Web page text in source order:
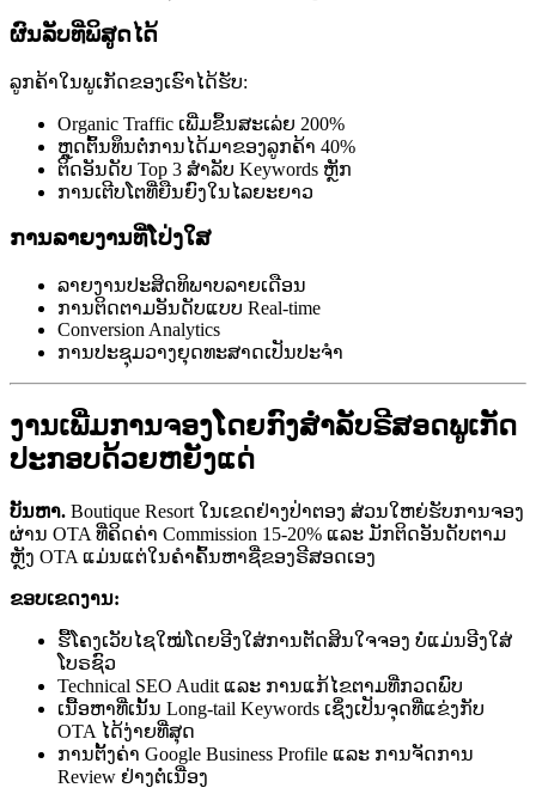
ຜົນລັບທີ່ພິສູດໄດ້
ລູກຄ້າໃນພູເກັດຂອງເຮົາໄດ້ຮັບ:
Organic Traffic ເພີ່ມຂຶ້ນສະເລ່ຍ 200%
ຫຼຸດຕົ້ນທຶນຕໍ່ການໄດ້ມາຂອງລູກຄ້າ 40%
ຕິດອັນດັບ Top 3 ສຳລັບ Keywords ຫຼັກ
ການເຕີບໂຕທີ່ຍືນຍົງໃນໄລຍະຍາວ
ການລາຍງານທີ່ໂປ່ງໃສ
ລາຍງານປະສິດທິພາບລາຍເດືອນ
ການຕິດຕາມອັນດັບແບບ Real-time
Conversion Analytics
ການປະຊຸມວາງຍຸດທະສາດເປັນປະຈຳ
ງານເພີ່ມການຈອງໂດຍກົງສຳລັບຣີສອດພູເກັດ
ປະກອບດ້ວຍຫຍັງແດ່
ບັນຫາ. Boutique Resort ໃນເຂດຢ່າງປ່າຕອງ ສ່ວນໃຫຍ່ຮັບການຈອງ
ຜ່ານ OTA ທີ່ຄິດຄ່າ Commission 15-20% ແລະ ມັກຕິດອັນດັບຕາມ
ຫຼັງ OTA ແມ່ນແຕ່ໃນຄຳຄົ້ນຫາຊື່ຂອງຣີສອດເອງ
ຂອບເຂດງານ:
ຮື້ໂຄງເວັບໄຊໃໝ່ໂດຍອີງໃສ່ການຕັດສິນໃຈຈອງ ບໍ່ແມ່ນອີງໃສ່
ໂບຣຊົວ
Technical SEO Audit ແລະ ການແກ້ໄຂຕາມທີ່ກວດພົບ
ເນື້ອຫາທີ່ເນັ້ນ Long-tail Keywords ເຊິ່ງເປັນຈຸດທີ່ແຂ່ງກັບ
OTA ໄດ້ງ່າຍທີ່ສຸດ
ການຕັ້ງຄ່າ Google Business Profile ແລະ ການຈັດການ
Review ຢ່າງຕໍ່ເນື່ອງ